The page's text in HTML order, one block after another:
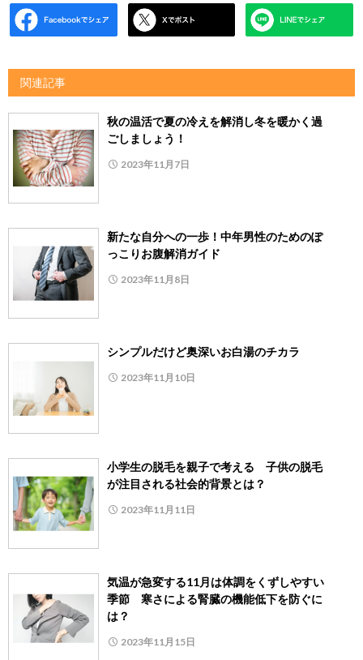
関連記事
秋の温活で夏の冷えを解消し冬を暖かく過
ごしましょう！
2023年11月7日
新たな自分への一歩！中年男性のためのぽ
っこりお腹解消ガイド
2023年11月8日
シンプルだけど奥深いお白湯のチカラ
2023年11月10日
小学生の脱毛を親子で考える 子供の脱毛
が注目される社会的背景とは？
2023年11月11日
気温が急変する11月は体調をくずしやすい
季節 寒さによる腎臓の機能低下を防ぐに
は？
2023年11月15日